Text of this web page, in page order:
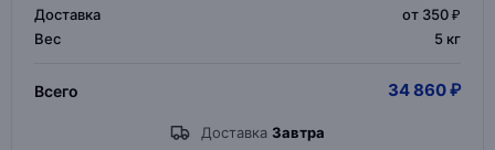
Доставка
от 350 ₽
Вес
5 кг
Всего 34 860 ₽
Доставка Завтра